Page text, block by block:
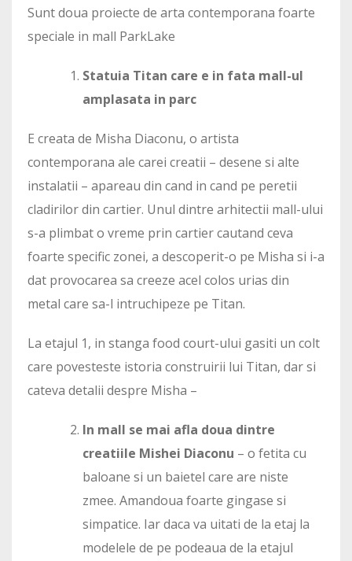
Sunt doua proiecte de arta contemporana foarte
speciale in mall ParkLake
Statuia Titan care e in fata mall-ul
amplasata in parc
E creata de Misha Diaconu, o artista
contemporana ale carei creatii – desene si alte
instalatii – apareau din cand in cand pe peretii
cladirilor din cartier. Unul dintre arhitectii mall-ului
s-a plimbat o vreme prin cartier cautand ceva
foarte specific zonei, a descoperit-o pe Misha si i-a
dat provocarea sa creeze acel colos urias din
metal care sa-l intruchipeze pe Titan.
La etajul 1, in stanga food court-ului gasiti un colt
care povesteste istoria construirii lui Titan, dar si
cateva detalii despre Misha –
In mall se mai afla doua dintre
creatiile Mishei Diaconu – o fetita cu
baloane si un baietel care are niste
zmee. Amandoua foarte gingase si
simpatice. Iar daca va uitati de la etaj la
modelele de pe podeaua de la etajul